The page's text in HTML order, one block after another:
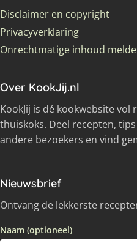
Disclaimer en copyright
Privacyverklaring
Onrechtmatige inhoud
Over KookJij.nl
KookJij is dé kookwebsite
thuiskoks. Deel recepten,
andere bezoekers en vind
Nieuwsbrief
Ontvang de lekkerste
Naam (optioneel)